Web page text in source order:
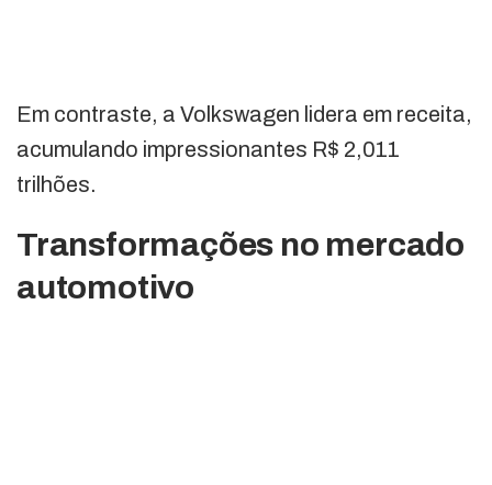
Em contraste, a Volkswagen lidera em receita,
acumulando impressionantes R$ 2,011
trilhões.
Transformações no mercado
automotivo